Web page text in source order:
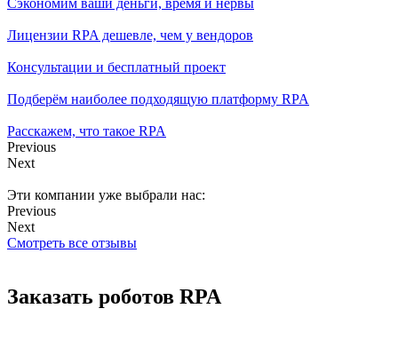
Сэкономим ваши деньги, время и нервы
Лицензии RPA дешевле, чем у вендоров
Консультации и бесплатный проект
Подберём наиболее подходящую платформу RPA
Расскажем, что такое RPA
Previous
Next
Эти компании уже выбрали нас:
Previous
Next
Смотреть все отзывы
Заказать роботов RPA